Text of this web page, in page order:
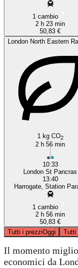
1 cambio
2 h 23 min
50,83 €
London North Eastern
1 kg CO2
2 h 56 min
10:33
London St Pancras
13:40
Harrogate, Station
1 cambio
2 h 56 min
50,83 €
Tutti i prezziOggi Tutti
Il momento
economici da